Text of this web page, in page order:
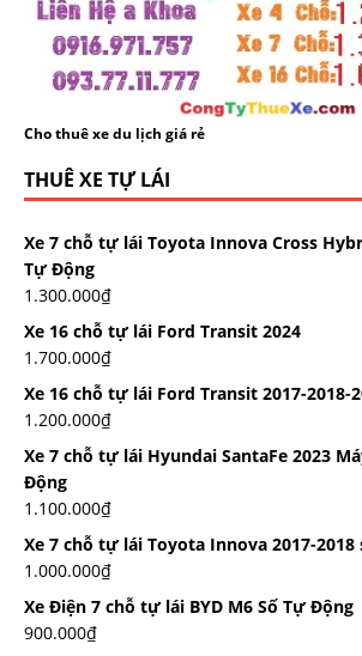
Cho thuê xe du lịch giá rẻ
THUÊ XE TỰ LÁI
Xe 7 chỗ tự lái Toyota Innova Cross
Tự Động
1.300.000₫
Xe 16 chỗ tự lái Ford Transit 2024
1.700.000₫
Xe 16 chỗ tự lái Ford Transit 2017-2018-
1.200.000₫
Xe 7 chỗ tự lái Hyundai SantaFe 2023
Động
1.100.000₫
Xe 7 chỗ tự lái Toyota Innova 2017-
1.000.000₫
Xe Điện 7 chỗ tự lái BYD M6 Số Tự Động
900.000₫